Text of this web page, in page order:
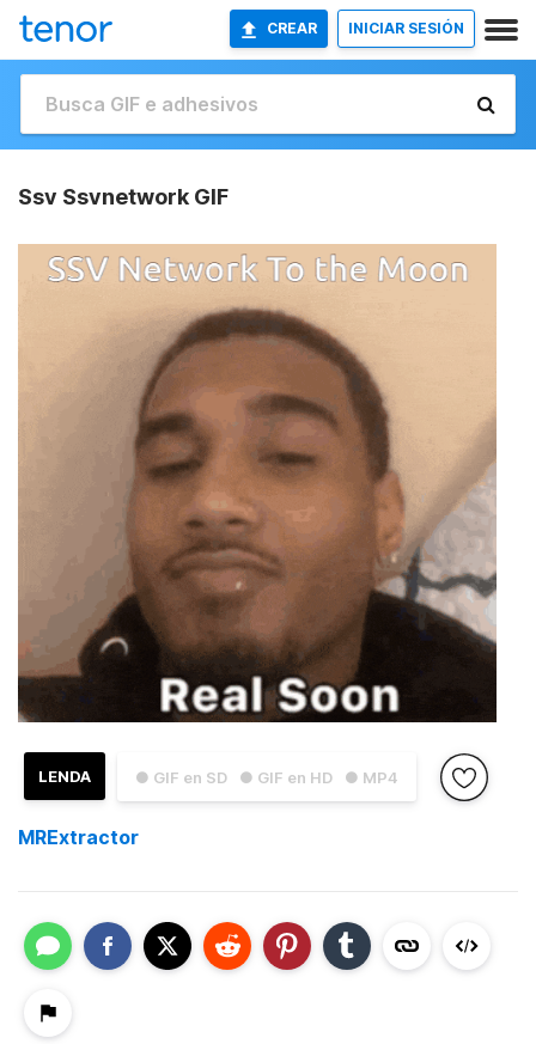
CREAR INICIAR SESIÓN
Ssv Ssvnetwork GIF
● GIF en SD ● GIF en HD ● MP4
LENDA
MRExtractor